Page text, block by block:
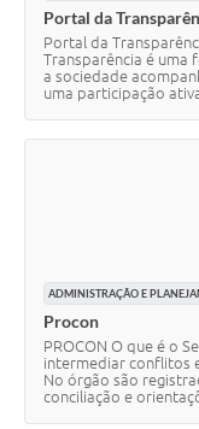
Portal da
Portal da
Transparência é uma
a sociedade
uma participação
ADMINISTRAÇÃO E
Procon
PROCON O que é o
intermediar conflitos
No órgão são
conciliação e